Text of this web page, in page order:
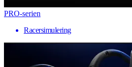
PRO-serien
Racersimulering